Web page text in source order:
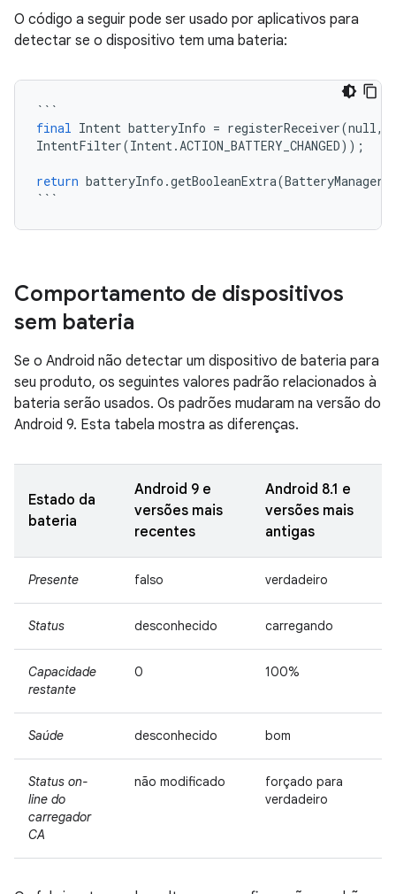
O código a seguir pode ser usado por aplicativos para
detectar se o dispositivo tem uma bateria:
```
final Intent batteryInfo = registerReceiver(null,
IntentFilter(Intent.ACTION_BATTERY_CHANGED));
return batteryInfo .getBooleanExtra(BatteryManager
```
Comportamento de dispositivos
sem bateria
Se o Android não detectar um dispositivo de bateria para
seu produto, os seguintes valores padrão relacionados à
bateria serão usados. Os padrões mudaram na versão do
Android 9. Esta tabela mostra as diferenças.
Estado da
bateria
Android 9 e
versões mais
recentes
Android 8.1 e
versões mais
antigas
Presente falso verdadeiro
Status desconhecido carregando
Capacidade
restante
0 100%
Saúde desconhecido bom
Status on-
line do
carregador
CA
não modificado
forçado para
verdadeiro